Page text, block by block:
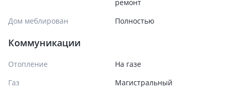
ремонт
Дом меблирован
Полностью
Коммуникации
Отопление
На газе
Газ
Магистральный